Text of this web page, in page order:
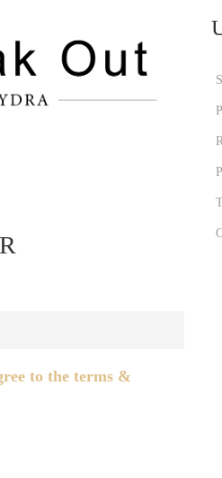
to the terms &